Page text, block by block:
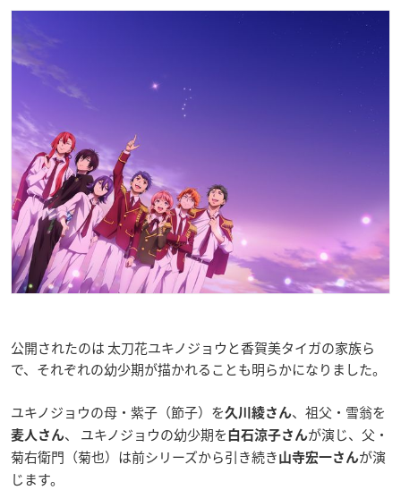
公開されたのは 太刀花ユキノジョウと香賀美タイガの家族ら
で、それぞれの幼少期が描かれることも明らかになりました。
ユキノジョウの母・紫子（節子）を久川綾さん、祖父・雪翁を
麦人さん、 ユキノジョウの幼少期を 白石涼子さんが演じ、父・
菊右衛門（菊也）は前シリーズから引き続き 山寺宏一さんが演
じます。